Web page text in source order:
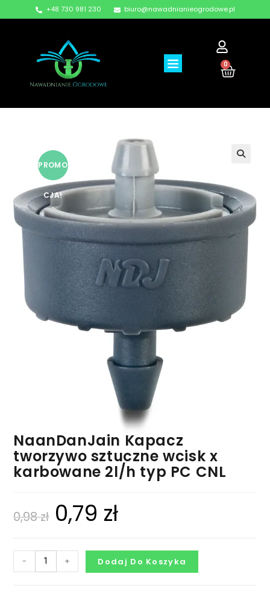
+48 730 981 230 biuro@nawadnianieogrodowe.pl
0
PROMO
CJA!
NaanDanJain Kapacz
tworzywo sztuczne wcisk x
karbowane 2l/h typ PC CNL
0,98zł 0,79 zł
- + Dodaj Do Koszyka